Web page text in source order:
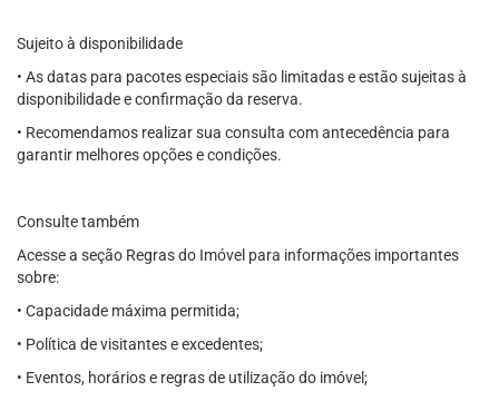
Sujeito à disponibilidade
• As datas para pacotes especiais são limitadas e estão sujeitas à
disponibilidade e confirmação da reserva.
• Recomendamos realizar sua consulta com antecedência para
garantir melhores opções e condições.
Consulte também
Acesse a seção Regras do Imóvel para informações importantes
sobre:
• Capacidade máxima permitida;
• Política de visitantes e excedentes;
• Eventos, horários e regras de utilização do imóvel;